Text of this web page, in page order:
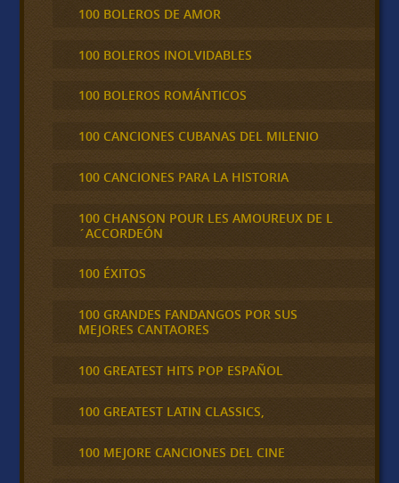
100 BOLEROS DE AMOR
100 BOLEROS INOLVIDABLES
100 BOLEROS ROMÁNTICOS
100 CANCIONES CUBANAS DEL MILENIO
100 CANCIONES PARA LA HISTORIA
100 CHANSON POUR LES AMOUREUX DE L
´ACCORDEÓN
100 ÉXITOS
100 GRANDES FANDANGOS POR SUS
MEJORES CANTAORES
100 GREATEST HITS POP ESPAÑOL
100 GREATEST LATIN CLASSICS,
100 MEJORE CANCIONES DEL CINE